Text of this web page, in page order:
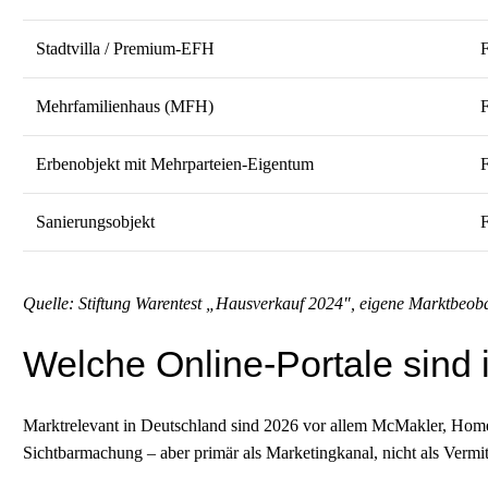
Stadtvilla / Premium-EFH
Mehrfamilienhaus (MFH)
Erbenobjekt mit Mehrparteien-Eigentum
Sanierungsobjekt
Quelle: Stiftung Warentest „Hausverkauf 2024″, eigene
Welche Online-Portale
Marktrelevant in Deutschland sind 2026 vor allem McMakler,
Sichtbarmachung – aber primär als Marketingkanal, nicht als